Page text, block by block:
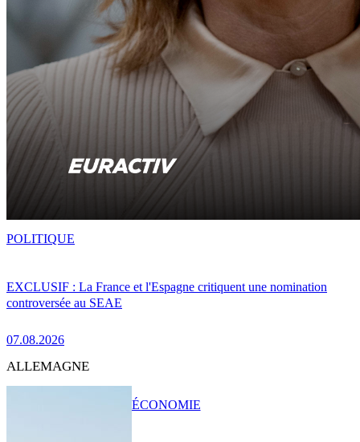
EXCLUSIF : La France et l'Espagne critiquent une nomination
controversée au SEAE
07.08.2026
POLITIQUE
ALLEMAGNE
ÉCONOMIE